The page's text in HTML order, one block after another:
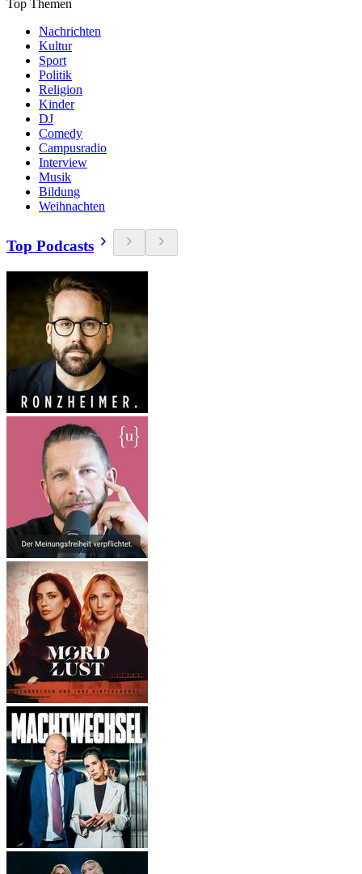
Top Themen
Nachrichten
Kultur
Sport
Politik
Religion
Kinder
DJ
Comedy
Campusradio
Interview
Musik
Bildung
Weihnachten
Top Podcasts